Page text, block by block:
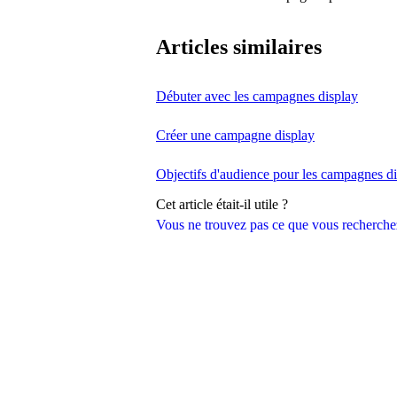
Vous ne trouvez pas ce que vous
Articles similaires
Débuter avec les campagnes display
Créer une campagne display
Objectifs d'audience pour les campagnes
Cet article était-il utile ?